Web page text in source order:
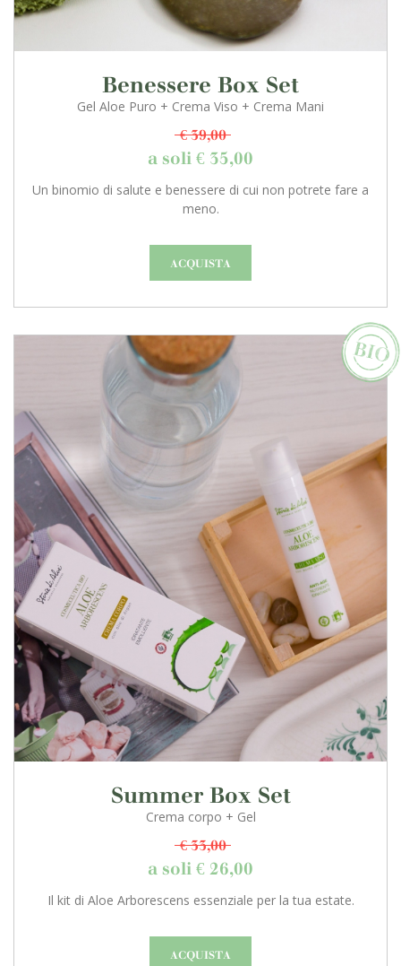
Benessere Box Set
Gel Aloe Puro + Crema Viso + Crema Mani
€ 39,00
a soli € 35,00
Un binomio di salute e benessere di cui non potrete fare a
meno.
ACQUISTA
Summer Box Set
Crema corpo + Gel
€ 33,00
a soli € 26,00
Il kit di Aloe Arborescens essenziale per la tua estate.
ACQUISTA